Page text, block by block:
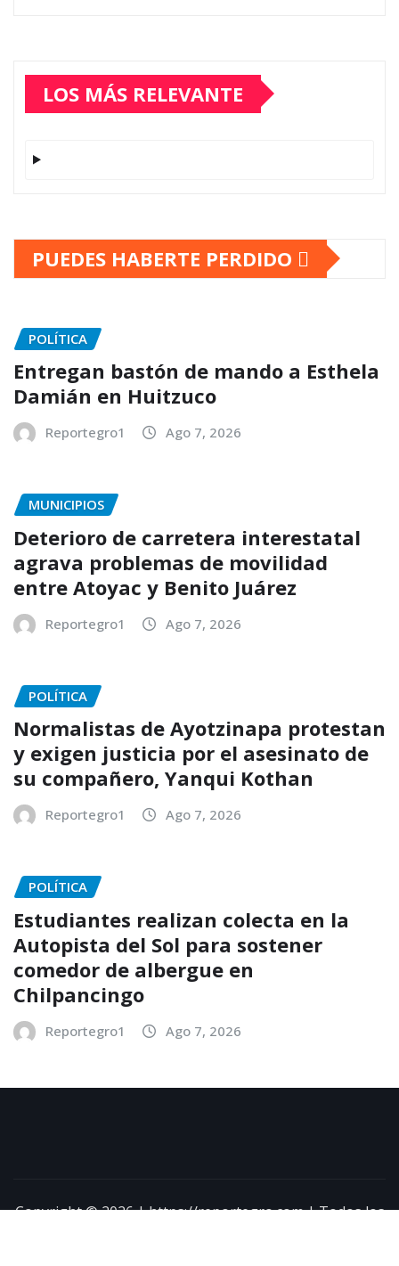
LOS MÁS RELEVANTE
PUEDES HABERTE PERDIDO
POLÍTICA
Entregan bastón de mando a Esthela
Damián en Huitzuco
Reportegro1 Ago 7, 2026
MUNICIPIOS
Deterioro de carretera interestatal
agrava problemas de movilidad
entre Atoyac y Benito Juárez
Reportegro1 Ago 7, 2026
POLÍTICA
Normalistas de Ayotzinapa protestan
y exigen justicia por el asesinato de
su compañero, Yanqui Kothan
Reportegro1 Ago 7, 2026
POLÍTICA
Estudiantes realizan colecta en la
Autopista del Sol para sostener
comedor de albergue en
Chilpancingo
Reportegro1 Ago 7, 2026
Copyright © 2026 | https://reportegro.com | Todos los